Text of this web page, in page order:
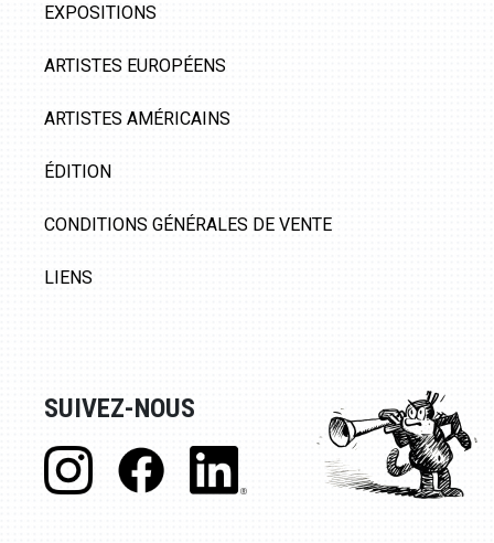
EXPOSITIONS
ARTISTES EUROPÉENS
ARTISTES AMÉRICAINS
ÉDITION
CONDITIONS GÉNÉRALES DE VENTE
LIENS
SUIVEZ-NOUS